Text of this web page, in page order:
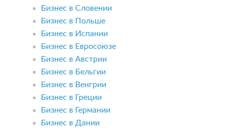
Бизнес в Словении
Бизнес в Польше
Бизнес в Испании
Бизнес в Евросоюзе
Бизнес в Австрии
Бизнес в Бельгии
Бизнес в Венгрии
Бизнес в Греции
Бизнес в Германии
Бизнес в Дании